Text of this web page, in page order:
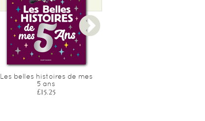
Les belles histoires de mes
5 ans
£15.25